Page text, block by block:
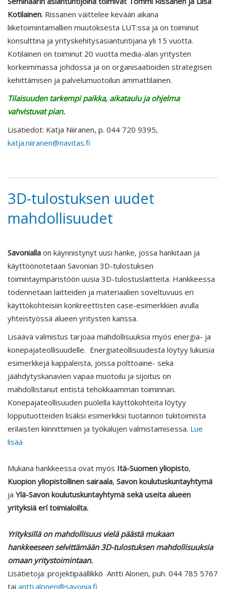
Kotilainen. Rissanen väittelee kevään aikana
liiketoimintamallien muutoksesta LUT:ssa ja on toiminut
konsulttina ja yrityskehitysasiantuntijana yli 15 vuotta.
Kotilainen on toiminut 20 vuotta media-alan yritysten
korkeimmassa johdossa ja on organisaatioiden strategisen
kehittämisen ja palvelumuotoilun ammattilainen.
Tilaisuuden tarkempi paikka, aikataulu ja ohjelma
vahvistuvat pian.
Lisätiedot: Katja Niiranen, p. 044 720 9395,
katja.niiranen@navitas.fi
3D-tulostuksen uudet
mahdollisuudet
Savonialla on käynnistynyt uusi hanke, jossa hankitaan ja
käyttöönotetaan Savonian 3D-tulostuksen
toimintaympäristöön uusia 3D-tulostuslaitteita. Hankkeessa
todennetaan laitteiden ja materiaalien soveltuvuus eri
käyttökohteisiin konkreettisten case-esimerkkien avulla
yhteistyössä alueen yritysten kanssa.
Lisäävä valmistus tarjoaa mahdollisuuksia myös energia- ja
konepajateollisuudelle. Energiateollisuudesta löytyy lukuisia
esimerkkejä kappaleista, joissa polttoaine- sekä
jäähdytyskanavien vapaa muotoilu ja sijoitus on
mahdollistanut entistä tehokkaamman toiminnan.
Konepajateollisuuden puolella käyttökohteita löytyy
lopputuotteiden lisäksi esimerkiksi tuotannon tukitoimista
erilaisten kiinnittimien ja työkalujen valmistamisessa. Lue
lisää
Mukana hankkeessa ovat myös Itä-Suomen yliopisto,
Kuopion yliopistollinen sairaala, Savon koulutuskuntayhtymä
ja Ylä-Savon koulutuskuntayhtymä sekä useita alueen
yrityksiä erí toimialoilta.
Yrityksillä on mahdollisuus vielä päästä mukaan
hankkeeseen selvittämään 3D-tulostuksen mahdollisuuksia
omaan yritystoimintaan.
Lisätietoja: projektipäällikkö Antti Alonen, puh. 044 785 5767
tai antti.alonen@savonia.fi